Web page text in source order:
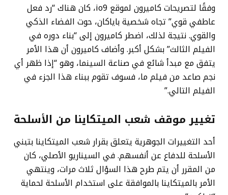
وفقًا لتصريحات كاميرون لموقع io9، كان هناك “رد فعل
عاطفي قوي” تجاه شخصية باياكان، حوت الفضاء الذكي
والقوي. نتيجة لذلك، اضطر كاميرون إلى “بناء دوره في
الفيلم الثالث” بشكل أكبر. وأضاف كاميرون أن هذا الأمر
يتفق مع مبدأ شائع في صناعة السينما، وهو “إذا ظهر أي
نجم صاعد من فيلم ما، فسوف تقوم ببناء هذا الجزء في
الفيلم التالي.”
تغيير موقف شعب الميتكاينا من الأسلحة
أحد التغييرات الجوهرية يتعلق بقرار شعب الميتكاينا بتبني
الأسلحة للدفاع عن أنفسهم. في السيناريو الأصلي، كان
من المقرر أن يتم طرح هذا السؤال ثلاث مرات، وينتهي
الأمر بالميتكاينا بالموافقة على استخدام الأسلحة لحماية